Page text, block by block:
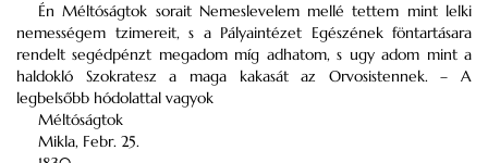
Én Méltóságtok sorait Nemeslevelem mellé tettem mint lelki
nemességem tzimereit, s a Pályaintézet Egészének föntartásara
rendelt segédpénzt megadom míg adhatom, s ugy adom mint a
haldokló Szokratesz a maga kakasát az Orvosistennek. – A
legbelsőbb hódolattal vagyok
Méltóságtok
Mikla, Febr. 25.